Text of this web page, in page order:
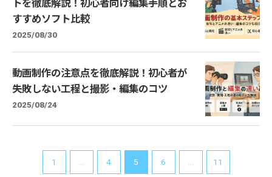
トを徹底解説！初心者向け編集手順とお
すすめソフト比較
2025/08/30
動画制作の注意点を徹底解説！初心者が
失敗しない工程と撮影・編集のコツ
2025/08/24
1 4 5 6 11